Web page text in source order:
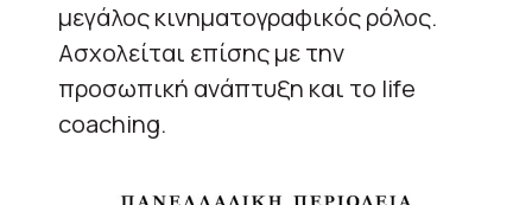
μεγάλος κινηματογραφικός ρόλος.
Ασχολείται επίσης με την
προσωπική ανάπτυξη και το life
coaching.